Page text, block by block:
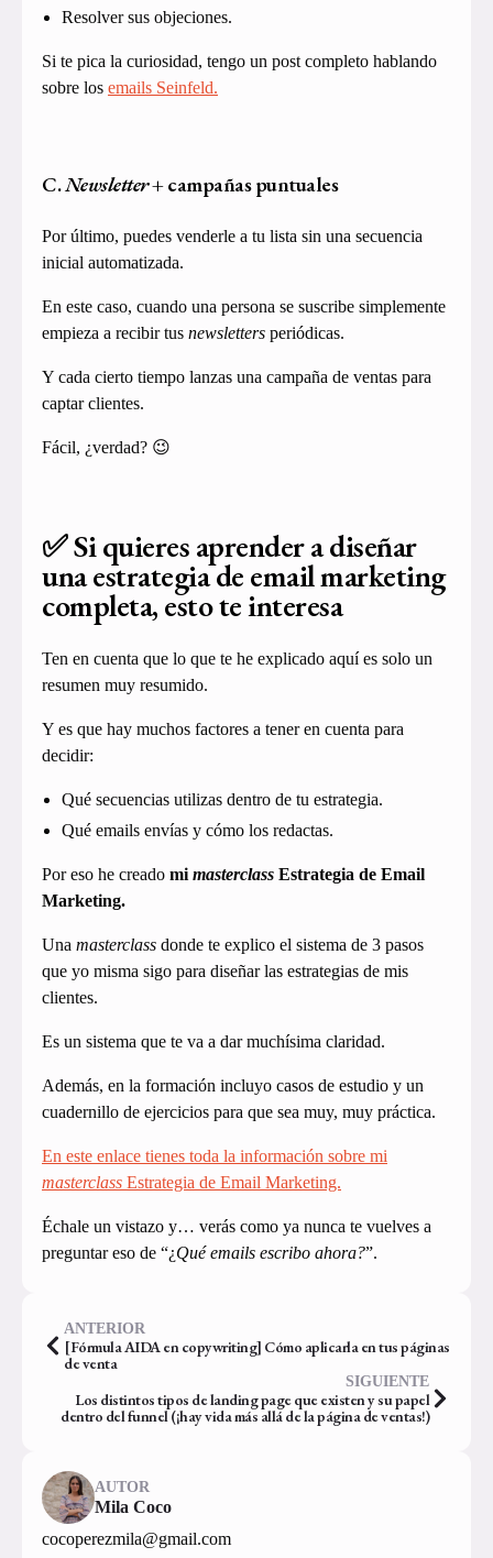
Resolver sus objeciones.
Si te pica la curiosidad, tengo un post completo hablando
sobre los emails Seinfeld.
C.Newsletter+ campañas puntuales
Por último, puedes venderle a tu lista sin una secuencia
inicial automatizada.
En este caso, cuando una persona se suscribe simplemente
empieza a recibir tus newsletters periódicas.
Y cada cierto tiempo lanzas una campaña de ventas para
captar clientes.
Fácil, ¿verdad? 😉
✅ Si quieres aprender a diseñar
una estrategia de email marketing
completa, esto te interesa
Ten en cuenta que lo que te he explicado aquí es solo un
resumen muy resumido.
Y es que hay muchos factores a tener en cuenta para
decidir:
Qué secuencias utilizas dentro de tu estrategia.
Qué emails envías y cómo los redactas.
Por eso he creado mi masterclass Estrategia de Email
Marketing.
Una masterclass donde te explico el sistema de 3 pasos
que yo misma sigo para diseñar las estrategias de mis
clientes.
Es un sistema que te va a dar muchísima claridad.
Además, en la formación incluyo casos de estudio y un
cuadernillo de ejercicios para que sea muy, muy práctica.
En este enlace tienes toda la información sobre mi
masterclass Estrategia de Email Marketing.
Échale un vistazo y… verás como ya nunca te vuelves a
preguntar eso de “¿Qué emails escribo ahora?”.
ANTERIOR
[Fórmula AIDA en copywriting] Cómo aplicarla en tus páginas
de venta
SIGUIENTE
Los distintos tipos de landing page que existen y su papel
dentro del funnel (¡hay vida más allá de la página de ventas!)
AUTOR
Mila Coco
cocoperezmila@gmail.com